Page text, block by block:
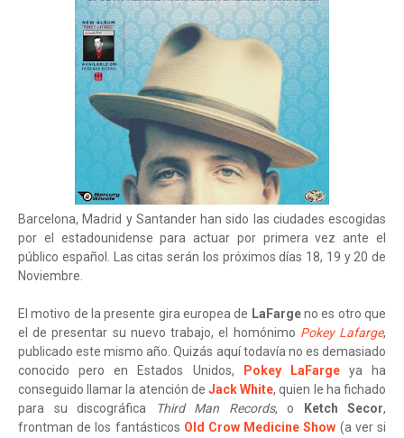
Barcelona, Madrid y Santander han sido las ciudades escogidas
por el estadounidense para actuar por primera vez ante el
público español. Las citas serán los próximos días 18, 19 y 20 de
Noviembre.
El motivo de la presente gira europea de LaFargeno es otro que
el de presentar su nuevo trabajo, el homónimo Pokey Lafarge,
publicado este mismo año. Quizás aquí todavía no es demasiado
conocido pero en Estados Unidos,
Pokey LaFargeya ha
conseguido llamar la atención de Jack White, quien le ha fichado
para su discográfica
Third Man Records, o Ketch Secor,
frontman de los fantásticos Old Crow Medicine Show (a ver si